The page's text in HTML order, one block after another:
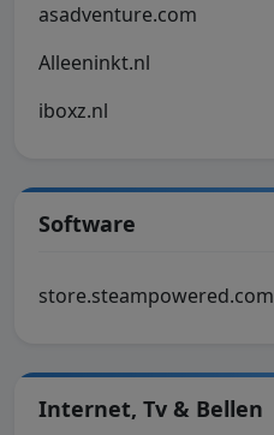
asadventure.com
Alleeninkt.nl
iboxz.nl
Software
store.steampowered.com
Internet, Tv & Bellen